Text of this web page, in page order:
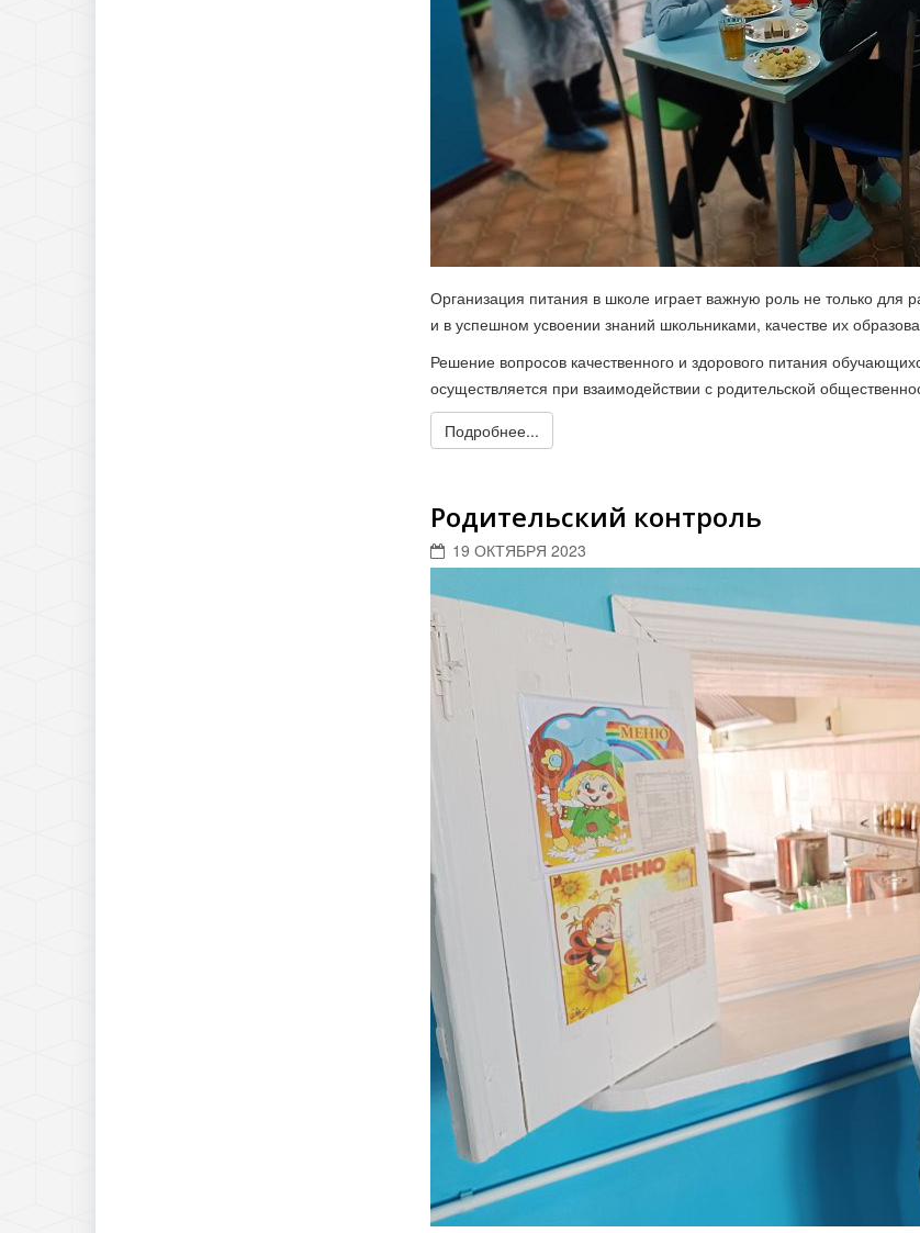
Организация питания в школе играет важную роль не только для
и в успешном усвоении знаний школьниками, качестве их
Решение вопросов качественного и здорового питания
осуществляется при взаимодействии с родительской
Подробнее...
Родительский контроль
19 ОКТЯБРЯ 2023